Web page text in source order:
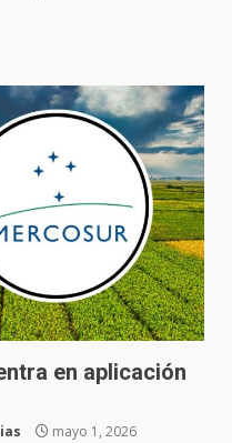
en aplicación
mayo 1, 2026